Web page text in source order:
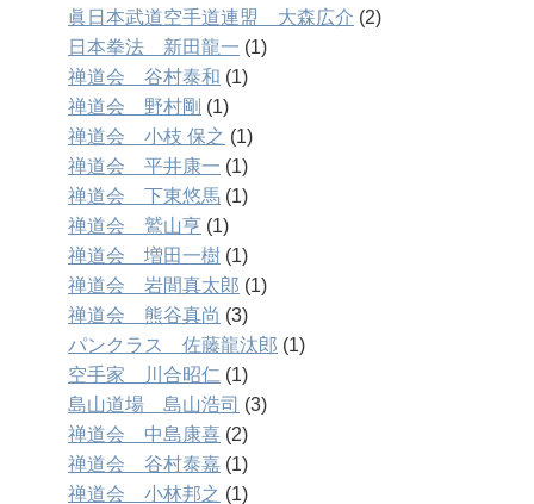
眞日本武道空手道連盟 大森広介 (2)
日本拳法 新田龍一 (1)
禅道会 谷村泰和 (1)
禅道会 野村剛 (1)
禅道会 小枝 保之 (1)
禅道会 平井康一 (1)
禅道会 下東悠馬 (1)
禅道会 鷲山亨 (1)
禅道会 増田一樹 (1)
禅道会 岩間真太郎 (1)
禅道会 熊谷真尚 (3)
パンクラス 佐藤龍汰郎 (1)
空手家 川合昭仁 (1)
島山道場 島山浩司 (3)
禅道会 中島康喜 (2)
禅道会 谷村泰嘉 (1)
禅道会 小林邦之 (1)